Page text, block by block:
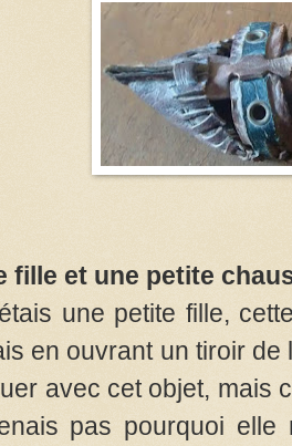
fille et une petite
une petite fille,
en ouvrant un tiroir
avec cet objet, mais
pas pourquoi elle